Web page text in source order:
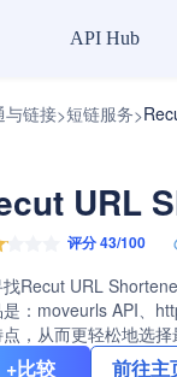
API Hub
与链接>短链服务>
URL
评分 43/100
Recut URL
：moveurls API、
，从而更轻松地选
+比较 前往主